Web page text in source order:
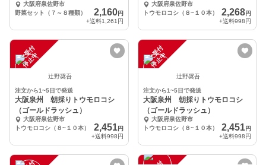
大阪府泉佐野市
野菜セット（７～８種類）
2,160円
+送料1,261円
大阪府泉佐野市
トウモロコシ（８~１０本）
2,268円
+送料998円
注
文
受
付
停
止
中
辻野奨吾
注文から1~5日で発送
大阪泉州 朝採りトウモロコシ
（ゴールドラッシュ）
大阪府泉佐野市
トウモロコシ（８~１０本）
2,451円
+送料998円
注
文
受
付
停
止
中
辻野奨吾
注文から1~5日で発送
大阪泉州 朝採りトウモロコシ
（ゴールドラッシュ）
大阪府泉佐野市
トウモロコシ（８~１０本）
2,451円
+送料998円